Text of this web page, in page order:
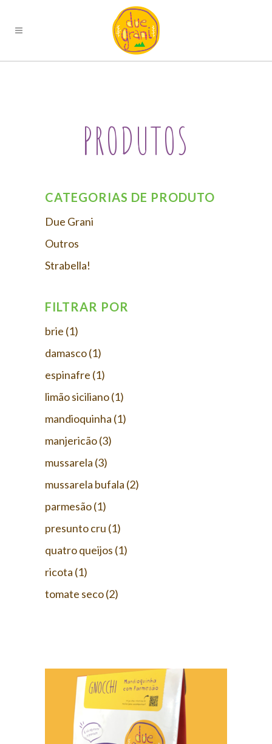
PRODUTOS
CATEGORIAS DE PRODUTO
Due Grani
Outros
Strabella!
FILTRAR POR
brie (1)
damasco(1)
espinafre (1)
limão siciliano(1)
mandioquinha (1)
manjericão(3)
mussarela (3)
mussarela bufala (2)
parmesão(1)
presunto cru (1)
quatro queijos (1)
ricota (1)
tomate seco(2)